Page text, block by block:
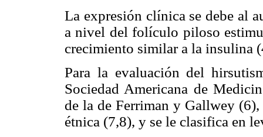
La expresión clínica se debe al
a nivel del folículo piloso
crecimiento similar a la insulina
Para la evaluación del
Sociedad Americana de
de la de Ferriman y Gallwey
étnica (7,8), y se le clasifica en